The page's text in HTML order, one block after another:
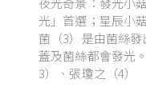
光」首選；星辰小
菌（3）是由菌絲
蓋及菌絲都會發光
3）、張瓊之（4）